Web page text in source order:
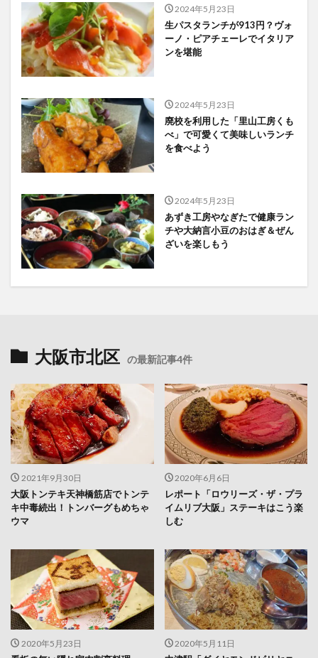
2024年5月23日
生パスタランチが913円？ヴォ
ーノ・ピアチェーレでイタリア
ンを堪能
2024年5月23日
廃校を利用した「里山工房くも
べ」で可愛くて美味しいランチ
を食べよう
2024年5月23日
あずき工房やなぎたで健康ラン
チや大納言小豆のおはぎ＆ぜん
ざいを楽しもう
大阪市北区 の最新記事4件
2021年9月30日
大阪トンテキ天神橋筋店でトンテ
キ中毒続出！トンバーグもめちゃ
ウマ
2020年6月6日
レポート「ロウリーズ・ザ・プラ
イムリブ大阪」ステーキはこう楽
しむ
2020年5月23日 2020年5月11日